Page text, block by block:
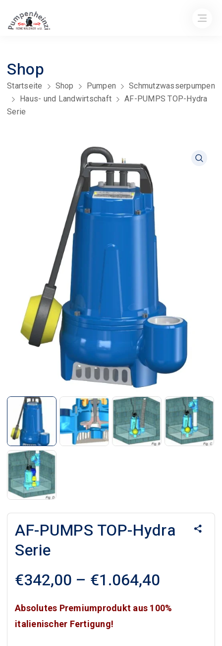
Shop
Startseite Shop Pumpen
Schmutzwasserpumpen
Haus- und Landwirtschaft
AF-PUMPS TOP-Hydra
Serie
AF-PUMPS TOP-Hydra
Serie
€342,00 – €1.064,40
bis
Absolutes Premiumprodukt aus 100%
italienischer Fertigung!